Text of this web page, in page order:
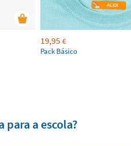
19,95 €
Pack Básico
para a escola?